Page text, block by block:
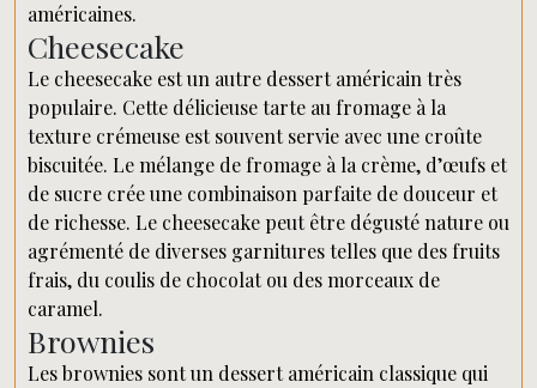
américaines.
Cheesecake
Le cheesecake est un autre dessert américain très
populaire. Cette délicieuse tarte au fromage à la
texture crémeuse est souvent servie avec une croûte
biscuitée. Le mélange de fromage à la crème, d’œufs et
de sucre crée une combinaison parfaite de douceur et
de richesse. Le cheesecake peut être dégusté nature ou
agrémenté de diverses garnitures telles que des fruits
frais, du coulis de chocolat ou des morceaux de
caramel.
Brownies
Les brownies sont un dessert américain classique qui